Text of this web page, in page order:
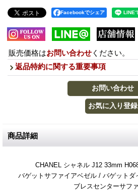
Facebookでシェア
販売価格はお問い合わせ ください。
返品特約に関する重要事項
商品詳細
CHANEL シャネル J12 33mm
バゲットサファイアベゼル / バゲット
ブレスセンターサフ